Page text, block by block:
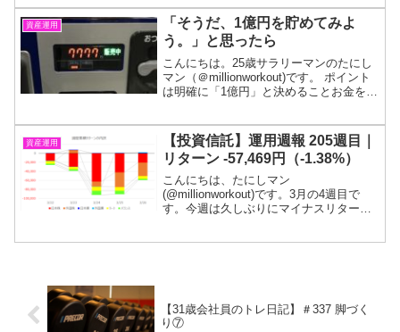
である１億円に到達するまでは投信を解
約するつ...
資産運用
「そうだ、1億円を貯めてみよ
う。」と思ったら
こんにちは。25歳サラリーマンのたにし
マン（＠millionworkout)です。 ポイント
は明確に「1億円」と決めることお金を貯
お金を貯めようとしてもなかなか上手く
い...
資産運用
【投資信託】運用週報 205週目｜
リターン -57,469円（-1.38%）
こんにちは、たにしマン
(@millionworkout)です。3月の4週目で
す。今週は久しぶりにマイナスリターン
【31歳会社員のトレ日記】＃337 脚づく
り⑦